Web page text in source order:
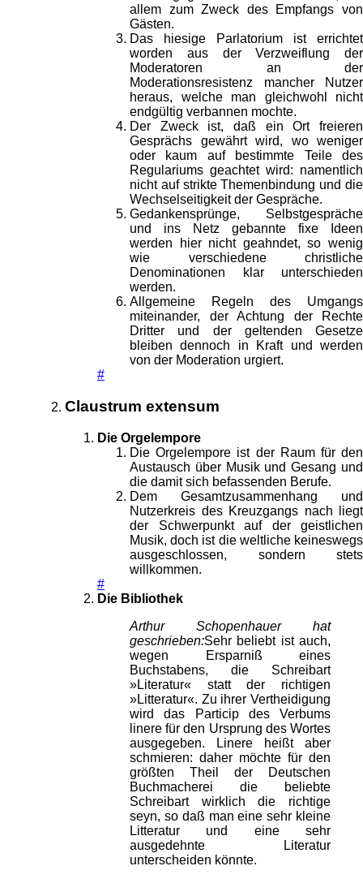
allem zum Zweck des Empfangs von
Gästen.
Das hiesige Parlatorium ist errichtet
worden aus der Verzweiflung der
Moderatoren an der
Moderationsresistenz mancher Nutzer
heraus, welche man gleichwohl nicht
endgültig verbannen mochte.
Der Zweck ist, daß ein Ort freieren
Gesprächs gewährt wird, wo weniger
oder kaum auf bestimmte Teile des
Regulariums geachtet wird: namentlich
nicht auf strikte Themenbindung und die
Wechselseitigkeit der Gespräche.
Gedankensprünge, Selbstgespräche
und ins Netz gebannte fixe Ideen
werden hier nicht geahndet, so wenig
wie verschiedene christliche
Denominationen klar unterschieden
werden.
Allgemeine Regeln des Umgangs
miteinander, der Achtung der Rechte
Dritter und der geltenden Gesetze
bleiben dennoch in Kraft und werden
von der Moderation urgiert.
#
Claustrum extensum
Die Orgelempore
Die Orgelempore ist der Raum für den
Austausch über Musik und Gesang und
die damit sich befassenden Berufe.
Dem Gesamtzusammenhang und
Nutzerkreis des Kreuzgangs nach liegt
der Schwerpunkt auf der geistlichen
Musik, doch ist die weltliche keineswegs
ausgeschlossen, sondern stets
willkommen.
#
Die Bibliothek
Arthur Schopenhauer hat
geschrieben:Sehr beliebt ist auch,
wegen Ersparniß eines
Buchstabens, die Schreibart
»Literatur« statt der richtigen
»Litteratur«. Zu ihrer Vertheidigung
wird das Particip des Verbums
linere für den Ursprung des Wortes
ausgegeben. Linere heißt aber
schmieren: daher möchte für den
größten Theil der Deutschen
Buchmacherei die beliebte
Schreibart wirklich die richtige
seyn, so daß man eine sehr kleine
Litteratur und eine sehr
ausgedehnte Literatur
unterscheiden könnte.